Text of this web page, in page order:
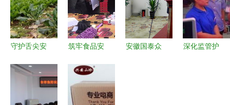
落
代理加盟价
格信息 阿
德采购网
守护舌尖安
开展双节农
筑牢食品安
尚市场监管
所开展进口
安徽国泰众
深化监管护